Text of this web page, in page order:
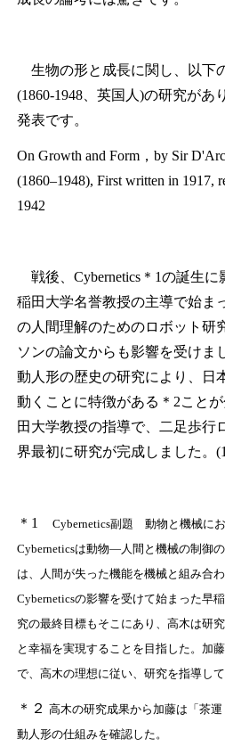
生物の形と成長に関し、以下
(1860-1948、英国人)の研究があ
発表です。
On Growth and Form，by Sir
(1860–1948), First written in 1917,
1942
戦後、Cybernetics＊ 1の誕生に
稲田大学名誉教授の主導で始ま
の人間理解のためのロボット研
ソンの論文からも影響を受けま
動人形の歴史の研究により、日
動くことに特徴がある ＊ 2こと
田大学教授の指導で、二足歩行
界最初に研究が完成しました。
＊ 1
Cybernetics副題 動物と機械に
Cyberneticsは動物―人間と機械の制御
は、人間が失った機能を機械と組み合
Cyberneticsの影響を受けて始まった早
究の最終目標もそこにあり、高木は研
と幸福を実現することを目指した。加
で、高木の理想に従い、研究を指導して
＊２ 高木の研究成果から加藤は「茶
動人形の仕組みを確認した。